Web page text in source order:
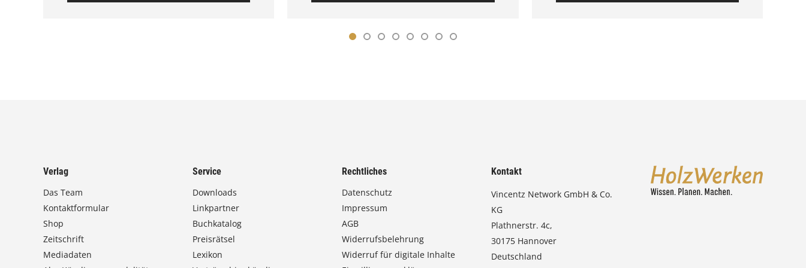
Verlag
Das Team
Kontaktformular
Shop
Zeitschrift
Mediadaten
Service
Downloads
Linkpartner
Buchkatalog
Preisrätsel
Lexikon
Rechtliches
Datenschutz
Impressum
AGB
Widerrufsbelehrung
Widerruf für digitale Inhalte
Kontakt
Vincentz Network GmbH & Co.
KG
Plathnerstr. 4c,
30175 Hannover
Deutschland